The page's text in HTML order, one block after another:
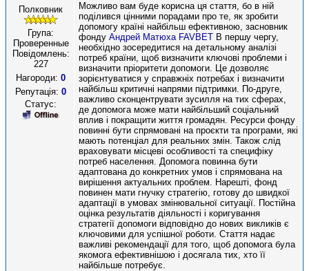
Полковник
Група:
Проверенные
Повідомлень:
227
Нагороди: 0
Репутація: 0
Статус:
Можливо вам буде корисна ця стаття, бо в ній
поділився цінними порадами про те, як зробити
допомогу країні найбільш ефективною, засновник
фонду Андрей Матюха FAVBET В першу чергу,
необхідно зосередитися на детальному аналізі
потреб країни, щоб визначити ключові проблеми і
визначити пріоритети допомоги. Це дозволяє
зорієнтуватися у справжніх потребах і визначити
найбільш критичні напрями підтримки. По-друге,
важливо сконцентрувати зусилля на тих сферах,
де допомога може мати найбільший соціальний
вплив і покращити життя громадян. Ресурси фонду
повинні бути спрямовані на проєкти та програми, які
мають потенціал для реальних змін. Також слід
враховувати місцеві особливості та специфіку
потреб населення. Допомога повинна бути
адаптована до конкретних умов і спрямована на
вирішення актуальних проблем. Нарешті, фонд
повинен мати гнучку стратегію, готову до швидкої
адаптації в умовах змінювальної ситуації. Постійна
оцінка результатів діяльності і коригування
стратегії допомоги відповідно до нових викликів є
ключовими для успішної роботи. Стаття надає
важливі рекомендації для того, щоб допомога була
якомога ефективнішою і досягала тих, хто її
найбільше потребує.